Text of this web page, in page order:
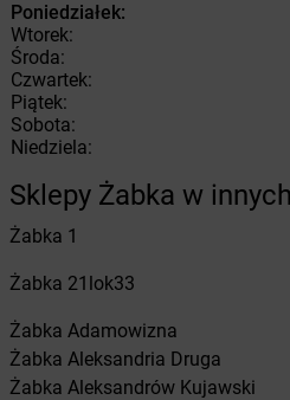
Poniedziałek:
Wtorek:
Środa:
Czwartek:
Piątek:
Sobota:
Niedziela:
Sklepy Żabka w
Żabka 1
Żabka 21lok33
Żabka Adamowizna
Żabka Aleksandria Druga
Żabka Aleksandrów Kujawski